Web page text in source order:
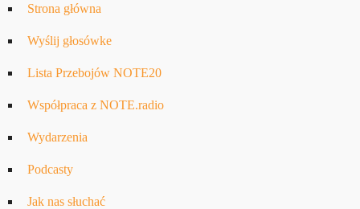
Strona główna
Wyślij głosówke
Lista Przebojów NOTE20
Współpraca z NOTE.radio
Wydarzenia
Podcasty
Jak nas słuchać